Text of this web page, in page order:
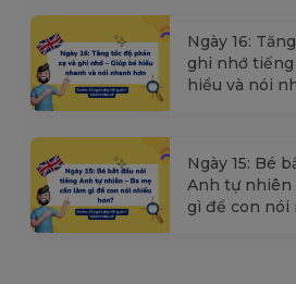
Ngày 16:
ghi nhớ tiếng
hiểu và nói
Ngày 15: Bé
Anh tự nhiên
gì để con nói